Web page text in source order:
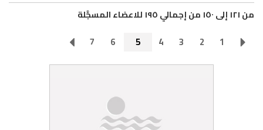
من ١٢١ إلى ١٥٠ من إجمالي ١٩٥ للاعضاء المسجَّلة
1
2
3
4
5
6
7